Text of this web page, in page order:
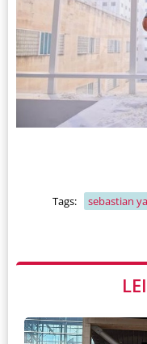
Tags: sebastian